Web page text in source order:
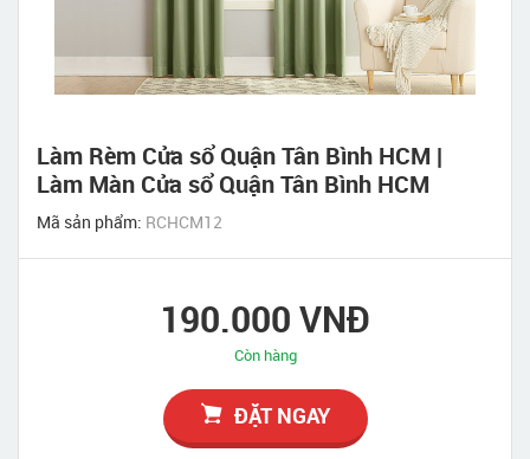
Làm Rèm Cửa sổ Quận Tân Bình HCM |
Làm Màn Cửa sổ Quận Tân Bình HCM
Mã sản phẩm: RCHCM12
190.000 VNĐ
Còn hàng
ĐẶT NGAY